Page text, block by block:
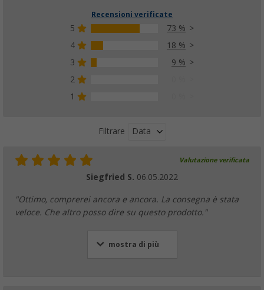
Morsetto per tubi Berger con inserto in
Recensioni verificate
5
73 %
4
18 %
3
9 %
2
1
Filtrare Data
Valutazione verificata
Siegfried S. 06.05.2022
"Ottimo, comprerei ancora e ancora. La consegna è stata
veloce. Che altro posso dire su questo prodotto."
mostra di più